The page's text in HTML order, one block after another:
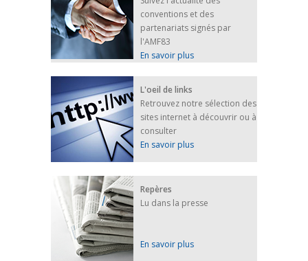
conventions et des
partenariats signés par
l'AMF83
En savoir plus
L'oeil de links
Retrouvez notre sélection des
sites internet à découvrir ou à
consulter
En savoir plus
Repères
Lu dans la presse
En savoir plus